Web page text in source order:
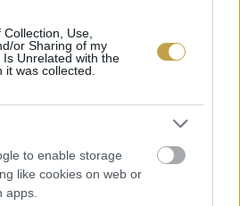
Use,
or Sharing of my
Unrelated with the
was collected.
to enable storage
like cookies on web or
apps.
is, részben sajnos.
eltérően pozsgások,
képesek, nagyon jól
napsütéshez és a
a klímaváltozás miatt egyre
nyarainkat is kibírja ez a
elegendő május közepén